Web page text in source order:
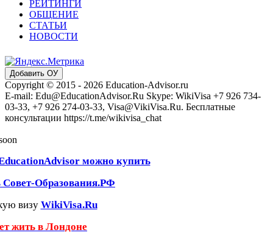
РЕЙТИНГИ
ОБЩЕНИЕ
СТАТЬИ
НОВОСТИ
Добавить ОУ
Copyright © 2015 - 2026 Education-Advisor.ru
E-mail: Edu@EducationAdvisor.Ru Skype: WikiVisa +7 926 734-
03-33, +7 926 274-03-33, Visa@VikiVisa.Ru. Бесплатные
консультации https://t.me/wikivisa_chat
можно купить
Совет-Образования.РФ
визу WikiVisa.Ru
жить в Лондоне